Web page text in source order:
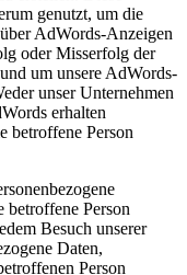
genutzt, um die
AdWords-Anzeigen
oder Misserfolg der
um unsere AdWords-
unser Unternehmen
erhalten
betroffene Person
betroffene Person
Besuch unserer
Daten,
Person